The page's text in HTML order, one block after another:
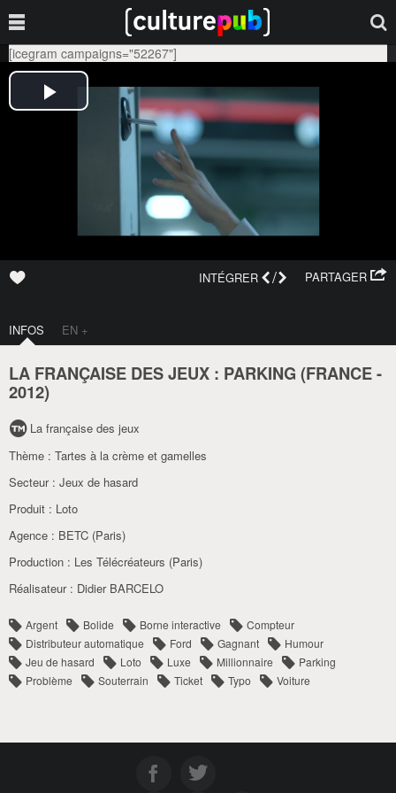
[icegram campaigns="52267"]
PARTAGER
INTÉGRER /
INFOS EN +
LA FRANÇAISE DES JEUX : PARKING (FRANCE-
2012)
La française des jeux
Thème : Tartes à la crème et gamelles
Secteur : Jeux de hasard
Produit : Loto
Agence : BETC (Paris)
Production : Les Télécréateurs (Paris)
Réalisateur : Didier BARCELO
Argent Bolide Borne interactive
Compteur
Distributeur automatique
Ford Gagnant
Humour
Jeu de hasard
Loto Luxe Millionnaire
Parking
Problème
Souterrain Ticket Typo Voiture